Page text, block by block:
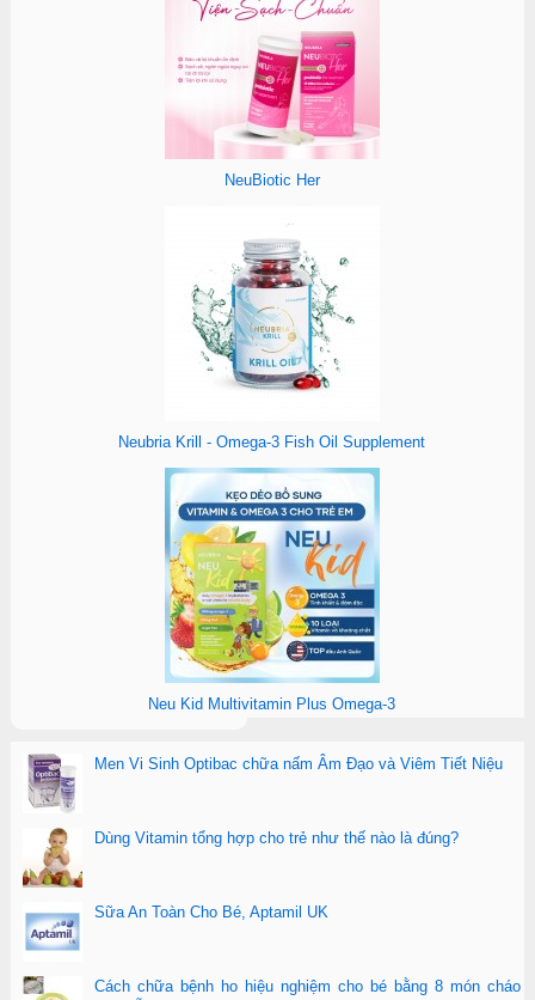
NeuBiotic Her
Neubria Krill - Omega-3 Fish Oil Supplement
Neu Kid Multivitamin Plus Omega-3
Men Vi Sinh Optibac chữa nấm Âm Đạo và Viêm Tiết Niệu
Dùng Vitamin tổng hợp cho trẻ như thế nào là đúng?
Sữa An Toàn Cho Bé, Aptamil UK
Cách chữa bệnh ho hiệu nghiệm cho bé bằng 8 món cháo